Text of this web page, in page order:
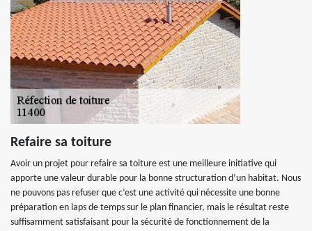
Refaire sa toiture
Avoir un projet pour refaire sa toiture est une meilleure initiative qui
apporte une valeur durable pour la bonne structuration d’un habitat. Nous
ne pouvons pas refuser que c’est une activité qui nécessite une bonne
préparation en laps de temps sur le plan financier, mais le résultat reste
suffisamment satisfaisant pour la sécurité de fonctionnement de la